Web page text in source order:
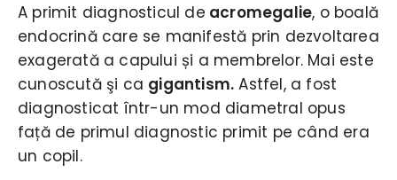
A primit diagnosticul de acromegalie, o boală
endocrină care se manifestă prin dezvoltarea
exagerată a capului și a membrelor. Mai este
cunoscută şi ca gigantism. Astfel, a fost
diagnosticat într-un mod diametral opus
față de primul diagnostic primit pe când era
un copil.